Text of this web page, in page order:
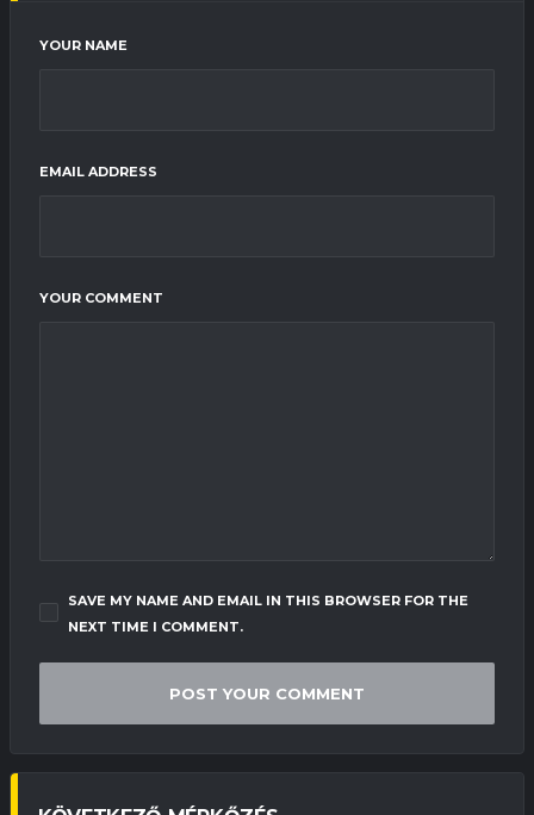
YOUR NAME
EMAIL ADDRESS
YOUR COMMENT
SAVE MY NAME AND EMAIL IN THIS BROWSER FOR THE
NEXT TIME I COMMENT.